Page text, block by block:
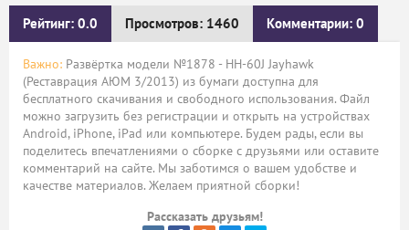
Рейтинг: 0.0 Просмотров: 1460 Комментарии: 0
Важно: Развёртка модели №1878 - HH-60J Jayhawk
(Реставрация АЮМ 3/2013) из бумаги доступна для
бесплатного скачивания и свободного использования. Файл
можно загрузить без регистрации и открыть на устройствах
Android, iPhone, iPad или компьютере. Будем рады, если вы
поделитесь впечатлениями о сборке с друзьями или оставите
комментарий на сайте. Мы заботимся о вашем удобстве и
качестве материалов. Желаем приятной сборки!
Рассказать друзьям!